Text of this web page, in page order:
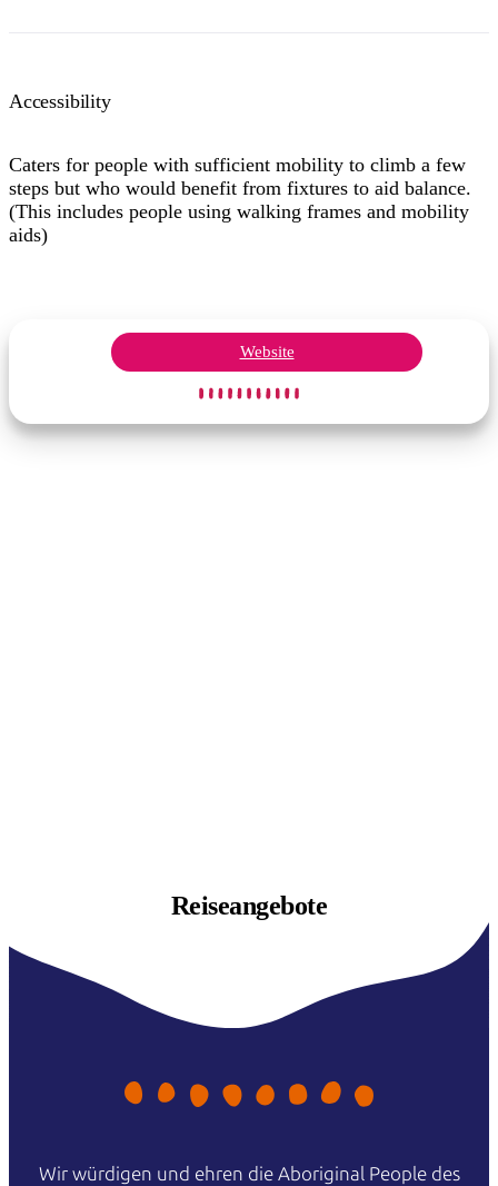
Accessibility
Caters for people with sufficient mobility to climb a few
steps but who would benefit from fixtures to aid balance.
(This includes people using walking frames and mobility
aids)
Website
Reiseangebote
Wir würdigen und ehren die Aboriginal People des